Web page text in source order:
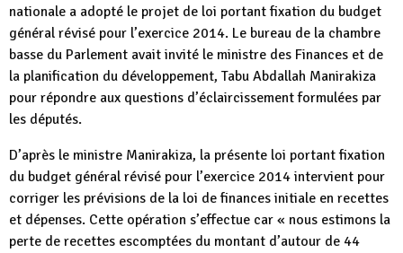
nationale a adopté le projet de loi portant fixation du budget
général révisé pour l’exercice 2014. Le bureau de la chambre
basse du Parlement avait invité le ministre des Finances et de
la planification du développement, Tabu Abdallah Manirakiza
pour répondre aux questions d’éclaircissement formulées par
les députés.
D’après le ministre Manirakiza, la présente loi portant fixation
du budget général révisé pour l’exercice 2014 intervient pour
corriger les prévisions de la loi de finances initiale en recettes
et dépenses. Cette opération s’effectue car « nous estimons la
perte de recettes escomptées du montant d’autour de 44